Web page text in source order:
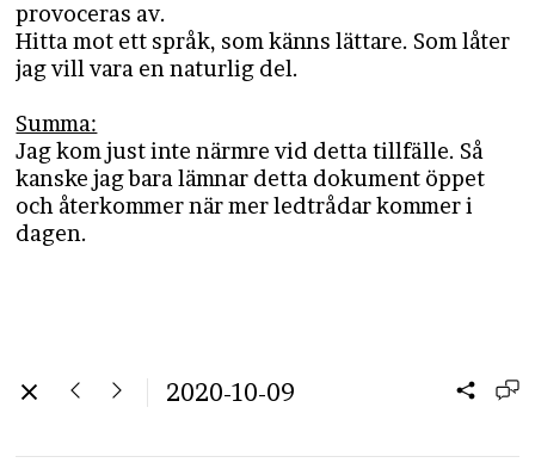
provoceras av.
Hitta mot ett språk, som känns lättare. Som låter
jag vill vara en naturlig del.
Summa:
Jag kom just inte närmre vid detta tillfälle. Så
kanske jag bara lämnar detta dokument öppet
och återkommer när mer ledtrådar kommer i
dagen.
2020-10-09